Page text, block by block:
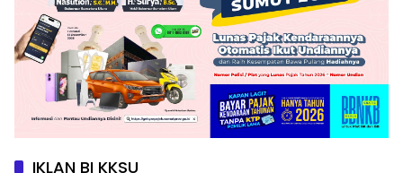
IKLAN BI KKSU